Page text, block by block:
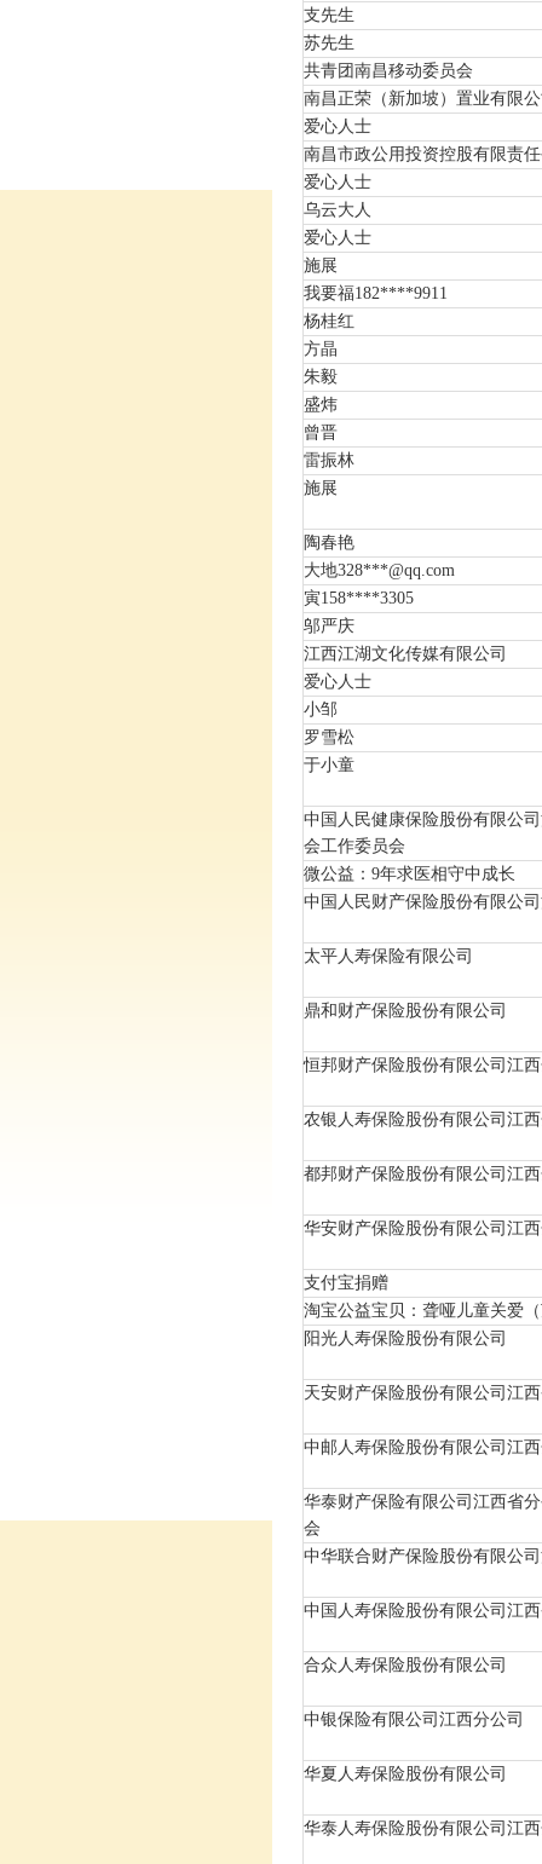
支先生
苏先生
共青团南昌移动委员会
南昌正荣（新加坡）置业有限
爱心人士
南昌市政公用投资控股有限责
爱心人士
乌云大人
爱心人士
施展
我要福182****9911
杨桂红
方晶
朱毅
盛炜
曾晋
雷振林
施展
陶春艳
大地328***@qq.com
寅158****3305
邬严庆
江西江湖文化传媒有限公司
爱心人士
小邹
罗雪松
于小童
中国人民健康保险股份有限公
会工作委员会
微公益：9年求医相守中成长
中国人民财产保险股份有限公
太平人寿保险有限公司
鼎和财产保险股份有限公司
恒邦财产保险股份有限公司江
农银人寿保险股份有限公司江
都邦财产保险股份有限公司江
华安财产保险股份有限公司江
支付宝捐赠
淘宝公益宝贝：聋哑儿童关爱
阳光人寿保险股份有限公司
天安财产保险股份有限公司江
中邮人寿保险股份有限公司江
华泰财产保险有限公司江西省
会
中华联合财产保险股份有限公
中国人寿保险股份有限公司江
合众人寿保险股份有限公司
中银保险有限公司江西分公司
华夏人寿保险股份有限公司
华泰人寿保险股份有限公司江